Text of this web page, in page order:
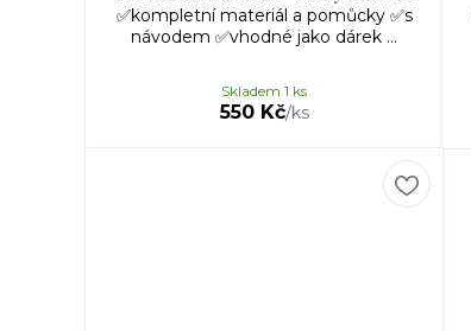
✅kompletní materiál a pomůcky ✅s
návodem ✅vhodné jako dárek ...
550 Kč/ks
Skladem 1 ks